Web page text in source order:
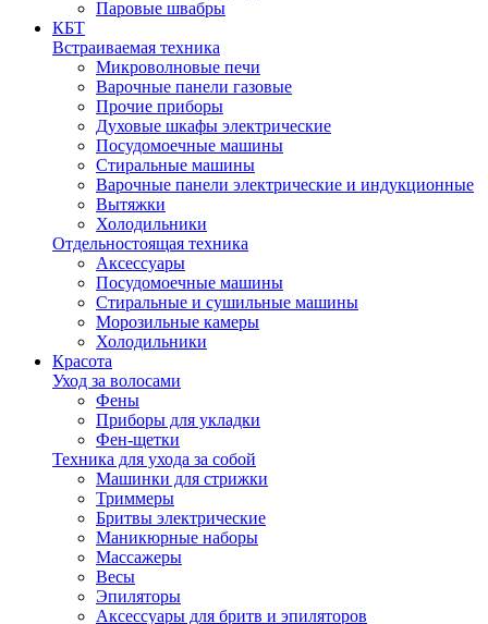
Паровые швабры
КБТ
Встраиваемая техника
Микроволновые печи
Варочные панели газовые
Прочие приборы
Духовые шкафы электрические
Посудомоечные машины
Стиральные машины
Варочные панели электрические и индукционные
Вытяжки
Холодильники
Отдельностоящая техника
Аксессуары
Посудомоечные машины
Стиральные и сушильные машины
Морозильные камеры
Холодильники
Красота
Уход за волосами
Фены
Приборы для укладки
Фен-щетки
Техника для ухода за собой
Машинки для стрижки
Триммеры
Бритвы электрические
Маникюрные наборы
Массажеры
Весы
Эпиляторы
Аксессуары для бритв и эпиляторов